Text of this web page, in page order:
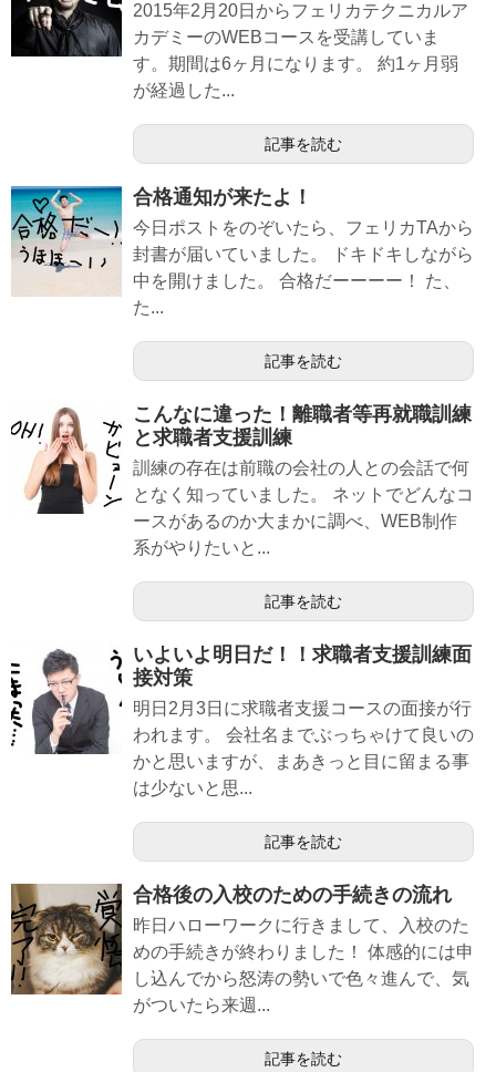
2015年2月20日からフェリカテクニカルア
カデミーのWEBコースを受講していま
す。期間は6ヶ月になります。 約1ヶ月弱
が経過した...
記事を読む
合格通知が来たよ！
今日ポストをのぞいたら、フェリカTAから
封書が届いていました。 ドキドキしながら
中を開けました。 合格だーーーー！ た、
た...
記事を読む
こんなに違った！離職者等再就職訓練
と求職者支援訓練
訓練の存在は前職の会社の人との会話で何
となく知っていました。 ネットでどんなコ
ースがあるのか大まかに調べ、WEB制作
系がやりたいと...
記事を読む
いよいよ明日だ！！求職者支援訓練面
接対策
明日2月3日に求職者支援コースの面接が行
われます。 会社名までぶっちゃけて良いの
かと思いますが、まあきっと目に留まる事
は少ないと思...
記事を読む
合格後の入校のための手続きの流れ
昨日ハローワークに行きまして、入校のた
めの手続きが終わりました！ 体感的には申
し込んでから怒涛の勢いで色々進んで、気
がついたら来週...
記事を読む